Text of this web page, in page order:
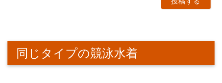
同じタイプの競泳水着